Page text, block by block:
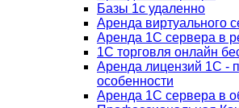
Базы 1с удаленно
Аренда виртуального
Аренда 1С сервера в
1С торговля онлайн
Аренда лицензий 1С -
особенности
Аренда 1С сервера в